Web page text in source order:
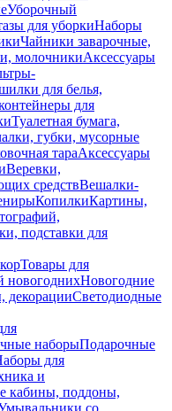
Уборочный
для уборкиНаборы
Чайники заварочные,
молочникиАксессуары
для белья,
для
Туалетная бумага,
губки, мусорные
тараАксессуары
Веревки,
средствВешалки-
КопилкиКартины,
подставки для
Товары для
новогоднихНовогодние
декорацииСветодиодные
наборыПодарочные
для
и
кабины, поддоны,
со